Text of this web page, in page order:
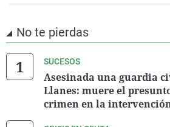
No te pierdas
SUCESOS
Asesinada una guardia
Llanes: muere el
crimen en la